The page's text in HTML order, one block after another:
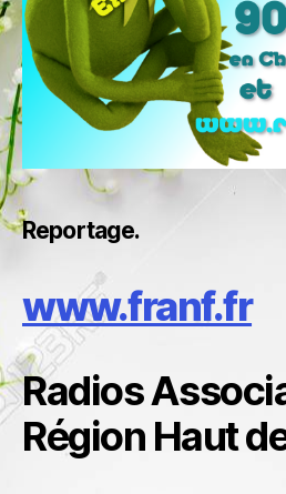
Reportage.
www.franf.fr
Radios
Région Haut